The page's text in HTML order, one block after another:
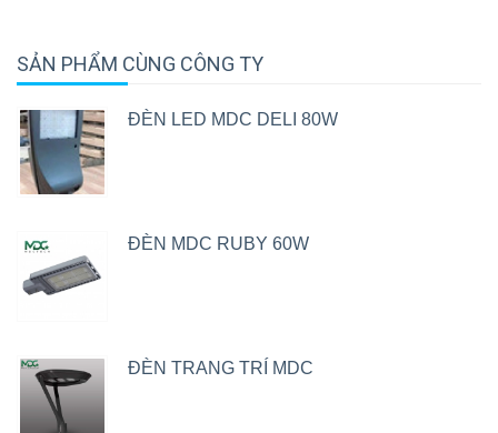
SẢN PHẨM CÙNG CÔNG TY
ĐÈN LED MDC DELI 80W
ĐÈN MDC RUBY 60W
ĐÈN TRANG TRÍ MDC